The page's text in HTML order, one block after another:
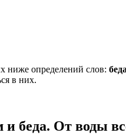
ниже определений слов: беда
в них.
и беда. От